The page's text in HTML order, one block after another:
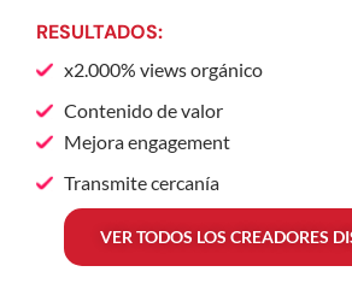
RESULTADOS:
x2.000% views orgánico
Contenido de valor
Mejora engagement
Transmite cercanía
VER TODOS LOS CREADORES